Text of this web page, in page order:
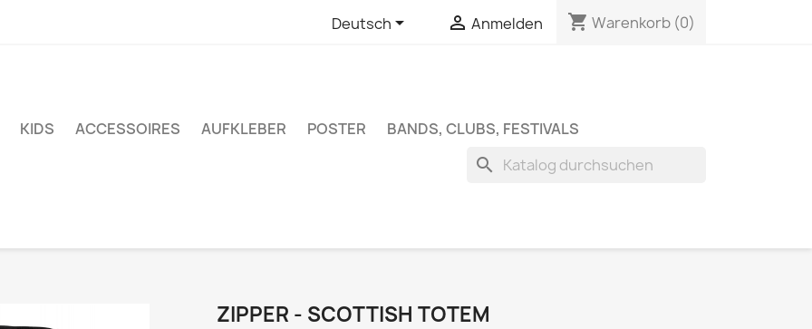
Deutsch  Anmelden shopping_cart Warenkorb (0)
KIDS ACCESSOIRES AUFKLEBER POSTER BANDS, CLUBS, FESTIVALS
search
ZIPPER - SCOTTISH TOTEM